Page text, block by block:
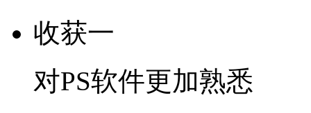
收获一
对PS软件更加熟悉